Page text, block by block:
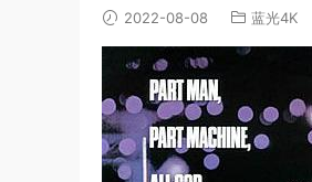
2022-08-08 蓝光4K